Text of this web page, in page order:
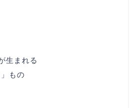
生まれる
もの